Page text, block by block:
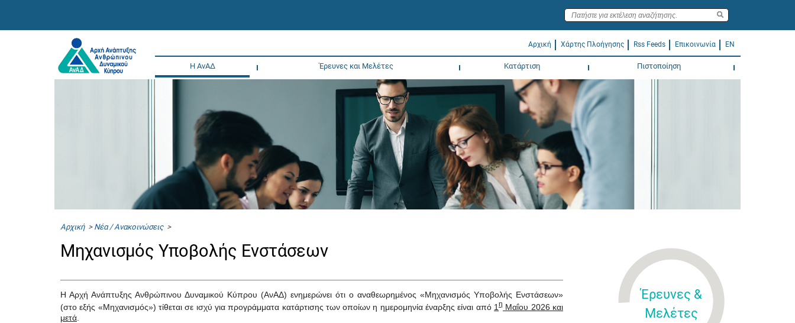
Αρχική Χάρτης Πλοήγησης Rss Feeds Επικοινωνία EN
Η ΑνΑΔ Έρευνες και Μελέτες Κατάρτιση Πιστοποίηση
Αρχική> Νέα / Ανακοινώσεις>
Μηχανισμός Υποβολής Ενστάσεων
Η Αρχή Ανάπτυξης Ανθρώπινου Δυναμικού Κύπρου (ΑνΑΔ) ενημερώνει ότι ο αναθεωρημένος «Μηχανισμός Υποβολής Ενστάσεων»
(στο εξής «Μηχανισμός») τίθεται σε ισχύ για προγράμματα κατάρτισης των οποίων η ημερομηνία έναρξης είναι από 1η Μαΐου 2026 και
μετά
Έρευνες &
Μελέτες